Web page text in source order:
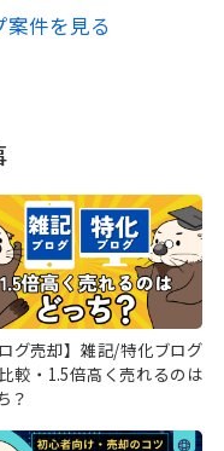
件を見る
ログ売却】雑記/特化ブログ
較・1.5倍高く売れるのは
？